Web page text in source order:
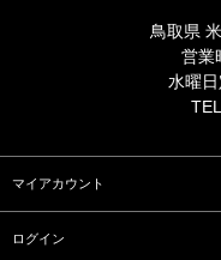
鳥取県
営業
水曜日
マイアカウント
ログイン